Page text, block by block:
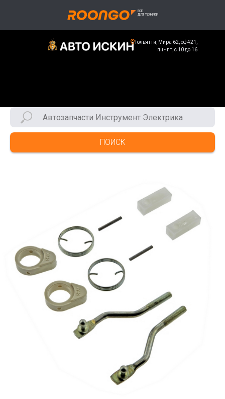
Тольятти, Мира 62, оф 421,
пн - пт, с 10 до 16
ПОИСК